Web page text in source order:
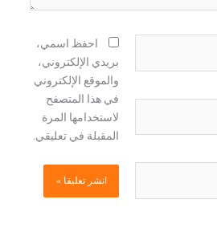
احفظ اسمي،
بريدي الإلكتروني،
والموقع الإلكتروني
في هذا المتصفح
لاستخدامها المرة
المقبلة في تعليقي.